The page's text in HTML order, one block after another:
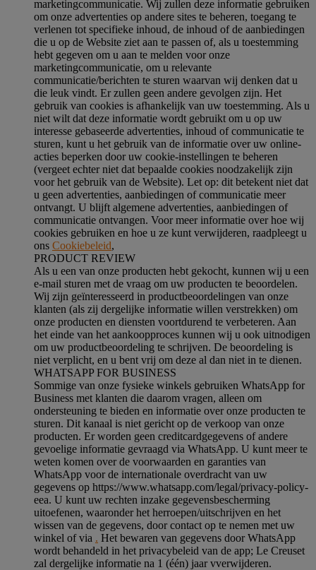
marketingcommunicatie. Wij zullen deze informatie gebruiken
om onze advertenties op andere sites te beheren, toegang te
verlenen tot specifieke inhoud, de inhoud of de aanbiedingen
die u op de Website ziet aan te passen of, als u toestemming
hebt gegeven om u aan te melden voor onze
marketingcommunicatie, om u relevante
communicatie/berichten te sturen waarvan wij denken dat u
die leuk vindt. Er zullen geen andere gevolgen zijn. Het
gebruik van cookies is afhankelijk van uw toestemming. Als u
niet wilt dat deze informatie wordt gebruikt om u op uw
interesse gebaseerde advertenties, inhoud of communicatie te
sturen, kunt u het gebruik van de informatie over uw online-
acties beperken door uw cookie-instellingen te beheren
(vergeet echter niet dat bepaalde cookies noodzakelijk zijn
voor het gebruik van de Website). Let op: dit betekent niet dat
u geen advertenties, aanbiedingen of communicatie meer
ontvangt. U blijft algemene advertenties, aanbiedingen of
communicatie ontvangen. Voor meer informatie over hoe wij
cookies gebruiken en hoe u ze kunt verwijderen, raadpleegt u
ons Cookiebeleid,
PRODUCT REVIEW
Als u een van onze producten hebt gekocht, kunnen wij u een
e-mail sturen met de vraag om uw producten te beoordelen.
Wij zijn geïnteresseerd in productbeoordelingen van onze
klanten (als zij dergelijke informatie willen verstrekken) om
onze producten en diensten voortdurend te verbeteren. Aan
het einde van het aankoopproces kunnen wij u ook uitnodigen
om uw productbeoordeling te schrijven. De beoordeling is
niet verplicht, en u bent vrij om deze al dan niet in te dienen.
WHATSAPP FOR BUSINESS
Sommige van onze fysieke winkels gebruiken WhatsApp for
Business met klanten die daarom vragen, alleen om
ondersteuning te bieden en informatie over onze producten te
sturen. Dit kanaal is niet gericht op de verkoop van onze
producten. Er worden geen creditcardgegevens of andere
gevoelige informatie gevraagd via WhatsApp. U kunt meer te
weten komen over de voorwaarden en garanties van
WhatsApp voor de internationale overdracht van uw
gegevens op https://www.whatsapp.com/legal/privacy-policy-
eea. U kunt uw rechten inzake gegevensbescherming
uitoefenen, waaronder het herroepen/uitschrijven en het
wissen van de gegevens, door contact op te nemen met uw
winkel of via . Het bewaren van gegevens door WhatsApp
wordt behandeld in het privacybeleid van de app; Le Creuset
zal dergelijke informatie na 1 (één) jaar vverwijderen.